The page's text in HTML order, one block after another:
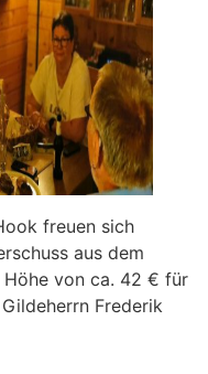
freuen sich
aus dem
Höhe von ca. 42 € für
Frederik